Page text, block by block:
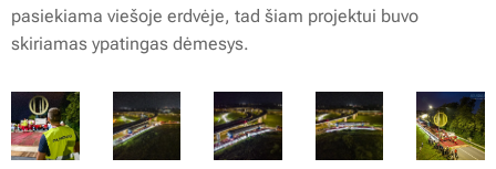
pasiekiama viešoje erdvėje, tad šiam projektui buvo
skiriamas ypatingas dėmesys.